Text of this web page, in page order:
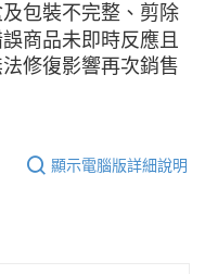
包裝不完整、剪除
商品未即時反應且
修復影響再次銷售
顯示電腦版詳細說明